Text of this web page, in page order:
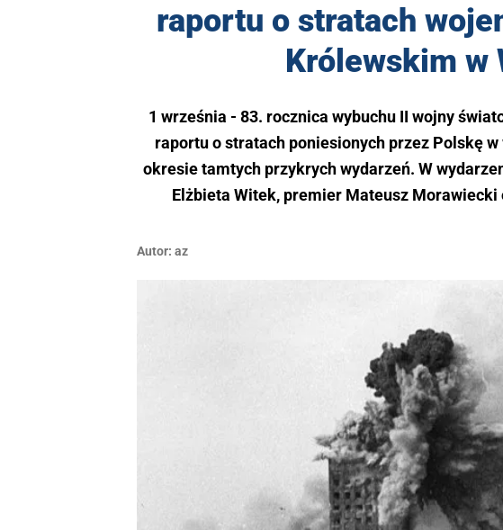
raportu o stratach
Królewskim w
1 września - 83. rocznica wybuchu II wojny
raportu o stratach poniesionych przez Polskę
okresie tamtych przykrych wydarzeń. W
Elżbieta Witek, premier Mateusz Morawiecki
Autor: az